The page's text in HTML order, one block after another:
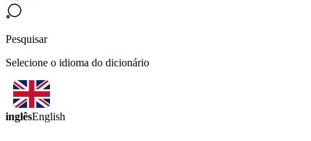
Pesquisar
Selecione o idioma do dicionário
inglêsEnglish